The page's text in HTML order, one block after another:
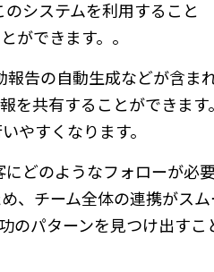
システムを利用すること
ができます。。
告の自動生成などが含ま
を共有することができます。
やすくなります。
どのようなフォローが必
、チーム全体の連携がスム
のパターンを見つけ出すこ